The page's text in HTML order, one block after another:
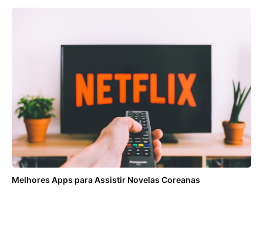
Melhores Apps para Assistir Novelas Coreanas